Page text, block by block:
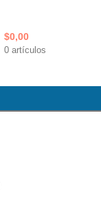
0artículos
$0,00